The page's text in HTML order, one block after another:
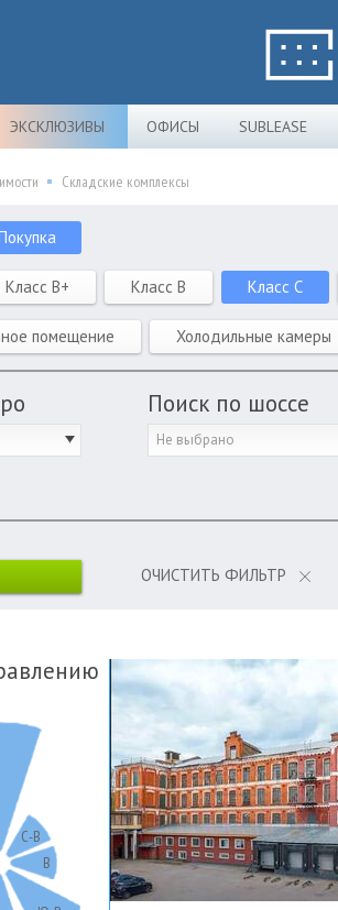
ЭКСКЛЮЗИВЫ ОФИСЫ SUBLEASE
Складские комплексы
Класс B+ Класс B Класс C
помещение Холодильные камеры
Поиск по шоссе
Не выбрано
ОЧИСТИТЬ ФИЛЬТР
С-В
В